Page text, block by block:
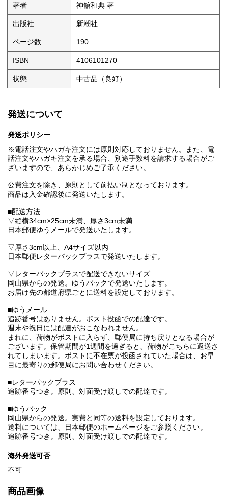
著者 神舘和典 著
出版社 新潮社
ページ数 190
ISBN 4106101270
状態 中古品（良好）
発送について
発送ポリシー
※電話注文やハガキ注文には原則対応しておりません。また、電
話注文やハガキ注文を承る場合、別途手数料を請求する場合がご
ざいますので、あらかじめご了承ください。
公費注文を除き、原則として前払い制となっております。
商品は入金確認後に発送いたします。
■配送方法
▽縦横34cm×25cm未満、厚さ3cm未満
日本郵便ゆうメールで発送いたします。
▽厚さ3cm以上、A4サイズ以内
日本郵便レターパックプラスで発送いたします。
▽レターパックプラスで配送できないサイズ
岡山県からの発送。ゆうパックで発送いたします。
お届け先の都道府県ごとに送料を設定しております。
■ゆうメール
追跡番号はありません。ポスト投函での配達です。
週末や祝日には配達がおこなわれません。
まれに、荷物がポストに入らず、郵便局に持ち戻りとなる場合が
ございます。保管期間が1週間を過ぎると、荷物がこちらに返送さ
れてしまいます。ポストに不在票が投函されていた場合は、お早
目に最寄りの郵便局にお問い合わせください。
■レターパックプラス
追跡番号つき。原則、対面受け渡しでの配達です。
■ゆうパック
岡山県からの発送。実費と同等の送料を設定しております。
送料については、日本郵便のホームページをご参照ください。
追跡番号つき。原則、対面受け渡しでの配達です。
海外発送可否
不可
商品画像